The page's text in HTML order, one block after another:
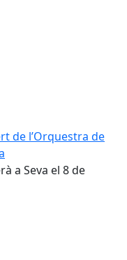
de l’Orquestra de